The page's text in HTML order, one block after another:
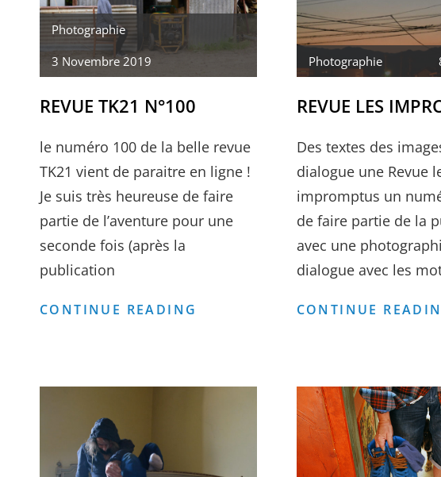
Photographie
3 Novembre 2019
REVUE TK21 N°100
le numéro 100 de la belle revue
TK21 vient de paraitre en ligne !
Je suis très heureuse de faire
partie de l’aventure pour une
seconde fois (après la
publication
CONTINUE READING
Photographie
REVUE LES
Des textes des
dialogue une Revue
impromptus un
de faire partie de la
avec une
dialogue avec les
CONTINUE